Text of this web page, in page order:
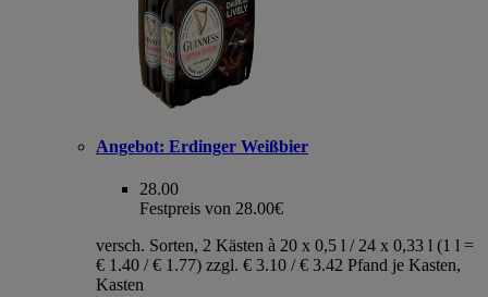
Angebot: Erdinger Weißbier
28.00
Festpreis von 28.00€
versch. Sorten, 2 Kästen à 20 x 0,5 l / 24 x 0,33 l (1 l =
€ 1.40 / € 1.77) zzgl. € 3.10 / € 3.42 Pfand je Kasten,
Kasten